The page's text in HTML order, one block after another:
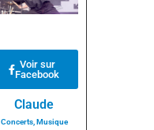
Voir sur
Facebook
Claude
Concerts,Musique